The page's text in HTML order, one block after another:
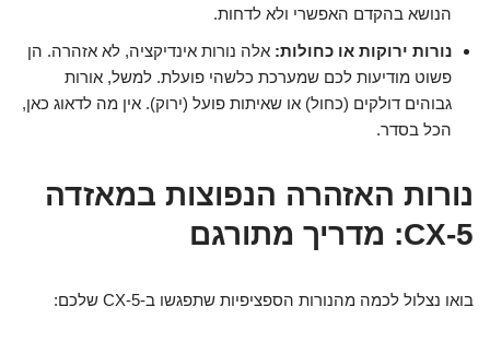
הנושא בהקדם האפשרי ולא לדחות.
נורות ירוקות או כחולות: אלה נורות אינדיקציה, לא אזהרה. הן
פשוט מודיעות לכם שמערכת כלשהי פועלת. למשל, אורות
גבוהים דולקים (כחול) או שאיתות פועל (ירוק). אין מה לדאוג כאן,
הכל בסדר.
נורות האזהרה הנפוצות במאזדה
CX-5: מדריך מתורגם
בואו נצלול לכמה מהנורות הספציפיות שתפגשו ב-CX-5 שלכם: